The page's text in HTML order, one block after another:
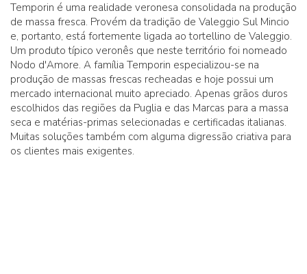
Temporin é uma realidade veronesa consolidada na produção
de massa fresca. Provém da tradição de Valeggio Sul Mincio
e, portanto, está fortemente ligada ao tortellino de Valeggio.
Um produto típico veronês que neste território foi nomeado
Nodo d'Amore. A família Temporin especializou-se na
produção de massas frescas recheadas e hoje possui um
mercado internacional muito apreciado. Apenas grãos duros
escolhidos das regiões da Puglia e das Marcas para a massa
seca e matérias-primas selecionadas e certificadas italianas.
Muitas soluções também com alguma digressão criativa para
os clientes mais exigentes.